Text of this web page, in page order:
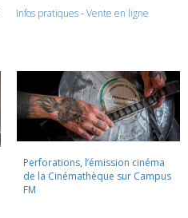
Infos pratiques-Vente en ligne
Perforations, l’émission cinéma
de la Cinémathèque sur Campus
FM